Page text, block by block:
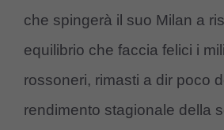
che spingerà il suo Milan a
equilibrio che faccia felici i
rossoneri, rimasti a dir poco
rendimento stagionale della